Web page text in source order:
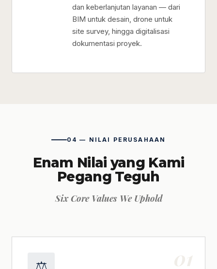
dan keberlanjutan layanan — dari
BIM untuk desain, drone untuk
site survey, hingga digitalisasi
dokumentasi proyek.
04 — NILAI PERUSAHAAN
Enam Nilai yang Kami
Pegang Teguh
Six Core Values We Uphold